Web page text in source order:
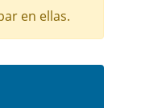
en ellas.